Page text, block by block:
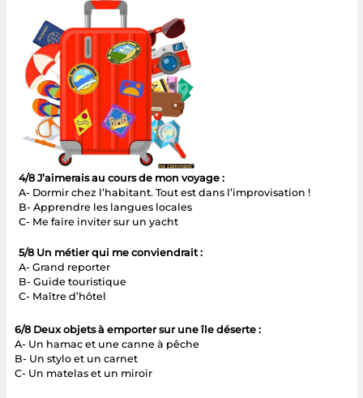
4/8 J’aimerais au cours de mon voyage :
A- Dormir chez l’habitant. Tout est dans l’improvisation !
B- Apprendre les langues locales
C- Me faire inviter sur un yacht
5/8 Un métier qui me conviendrait :
A- Grand reporter
B- Guide touristique
C- Maître d’hôtel
6/8 Deux objets à emporter sur une île déserte :
A- Un hamac et une canne à pêche
B- Un stylo et un carnet
C- Un matelas et un miroir